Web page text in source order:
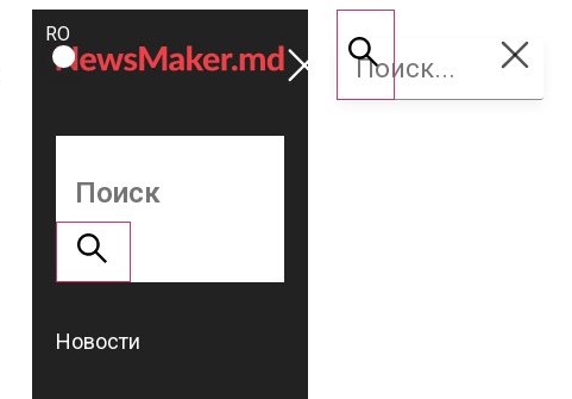
ROMÂNĂ
RU
Поддержать
NM
Новости